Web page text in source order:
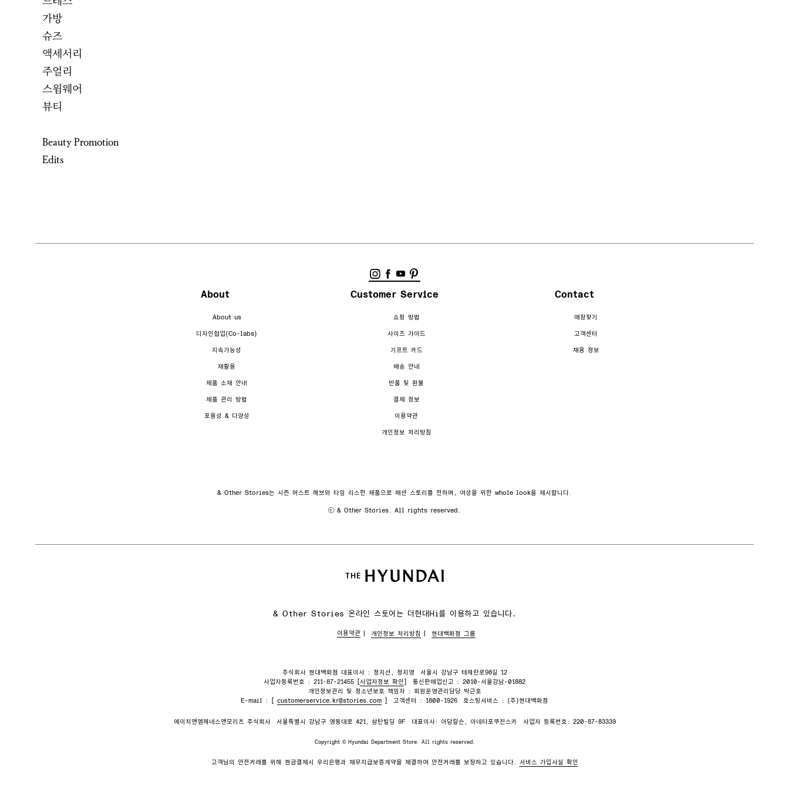
가방
슈즈
액세서리
주얼리
스윔웨어
뷰티
Beauty Promotion
Edits
About
About us
디자인협업(Co-labs)
지속가능성
재활용
제품 소재 안내
제품 관리 방법
포용성 & 다양성
Customer Service
쇼핑 방법
사이즈 가이드
기프트 카드
배송 안내
반품 및 환불
결제 정보
이용약관
개인정보 처리방침
Contact
매장찾기
고객센터
채용 정보
& Other Stories는 시즌 머스트 해브와 타임 리스한 제품으로 패션 스토리를 전하며, 여성을 위한 whole look을 제시합니다.
ⓒ & Other Stories. All rights reserved.
& Other Stories 온라인 스토어는 더현대Hi를 이용하고 있습니다.
이용약관 개인정보 처리방침 현대백화점 그룹
주식회사 현대백화점 대표이사 : 정지선, 정지영
서울시 강남구 테헤란로98길 12
사업자등록번호 : 211-87-21455 [ 사업자정보 확인
통신판매업신고 : 2010-서울강남-01882
개인정보관리 및 청소년보호 책임자 : 회원운영관리담당 박근호
E-mail : [
customerservice.kr@stories.com 고객센터 : 1800-1926 호스팅서비스 : (주)현대백화점
에이치앤엠헤네스앤모리츠 주식회사 서울특별시 강남구 영동대로 421, 삼탄빌딩 9F 대표이사: 아담칼슨, 아네타포쿠친스카 사업자 등록번호: 220-87-83339
Copyright © Hyundai Department Store. All rights reserved.
고객님의 안전거래를 위해 현금결제시 우리은행과 채무지급보증계약을 체결하여 안전거래를 보장하고 있습니다. 서비스 가입사실 확인